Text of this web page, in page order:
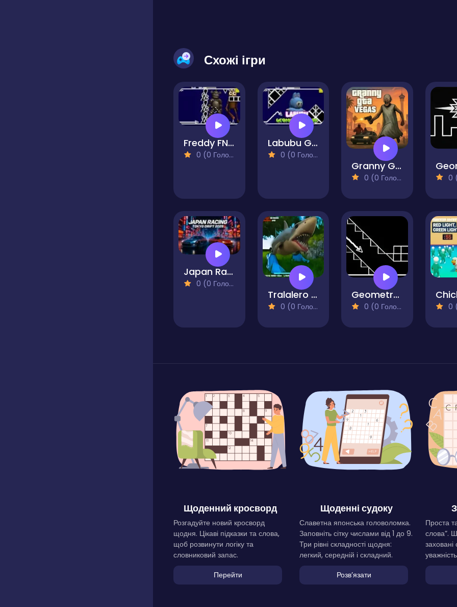
Схожі ігри
Freddy FNAF Space Waves
0 (0 Голосів)
Labubu Geometry Dash
0 (0 Голосів)
Granny GTA Vegas
0 (0 Голосів) 0
Japan Racing Tokyo Drift 2025
0 (0 Голосів)
Tralalero Tralala Brainrot Parking Terror
0 (0 Голосів)
Geometry Waves
0 (0 Голосів) 0
Щоденний кросворд
Розгадуйте новий кросворд
щодня. Цікаві підказки та слова,
щоб розвинути логіку та
словниковий запас.
Перейти
Щоденні судоку
Славетна японська головоломка.
Заповніть сітку числами від 1 до 9.
Три рівні складності щодня:
легкий, середній і складний.
Розвʼязати
Проста
слова”.
заховані